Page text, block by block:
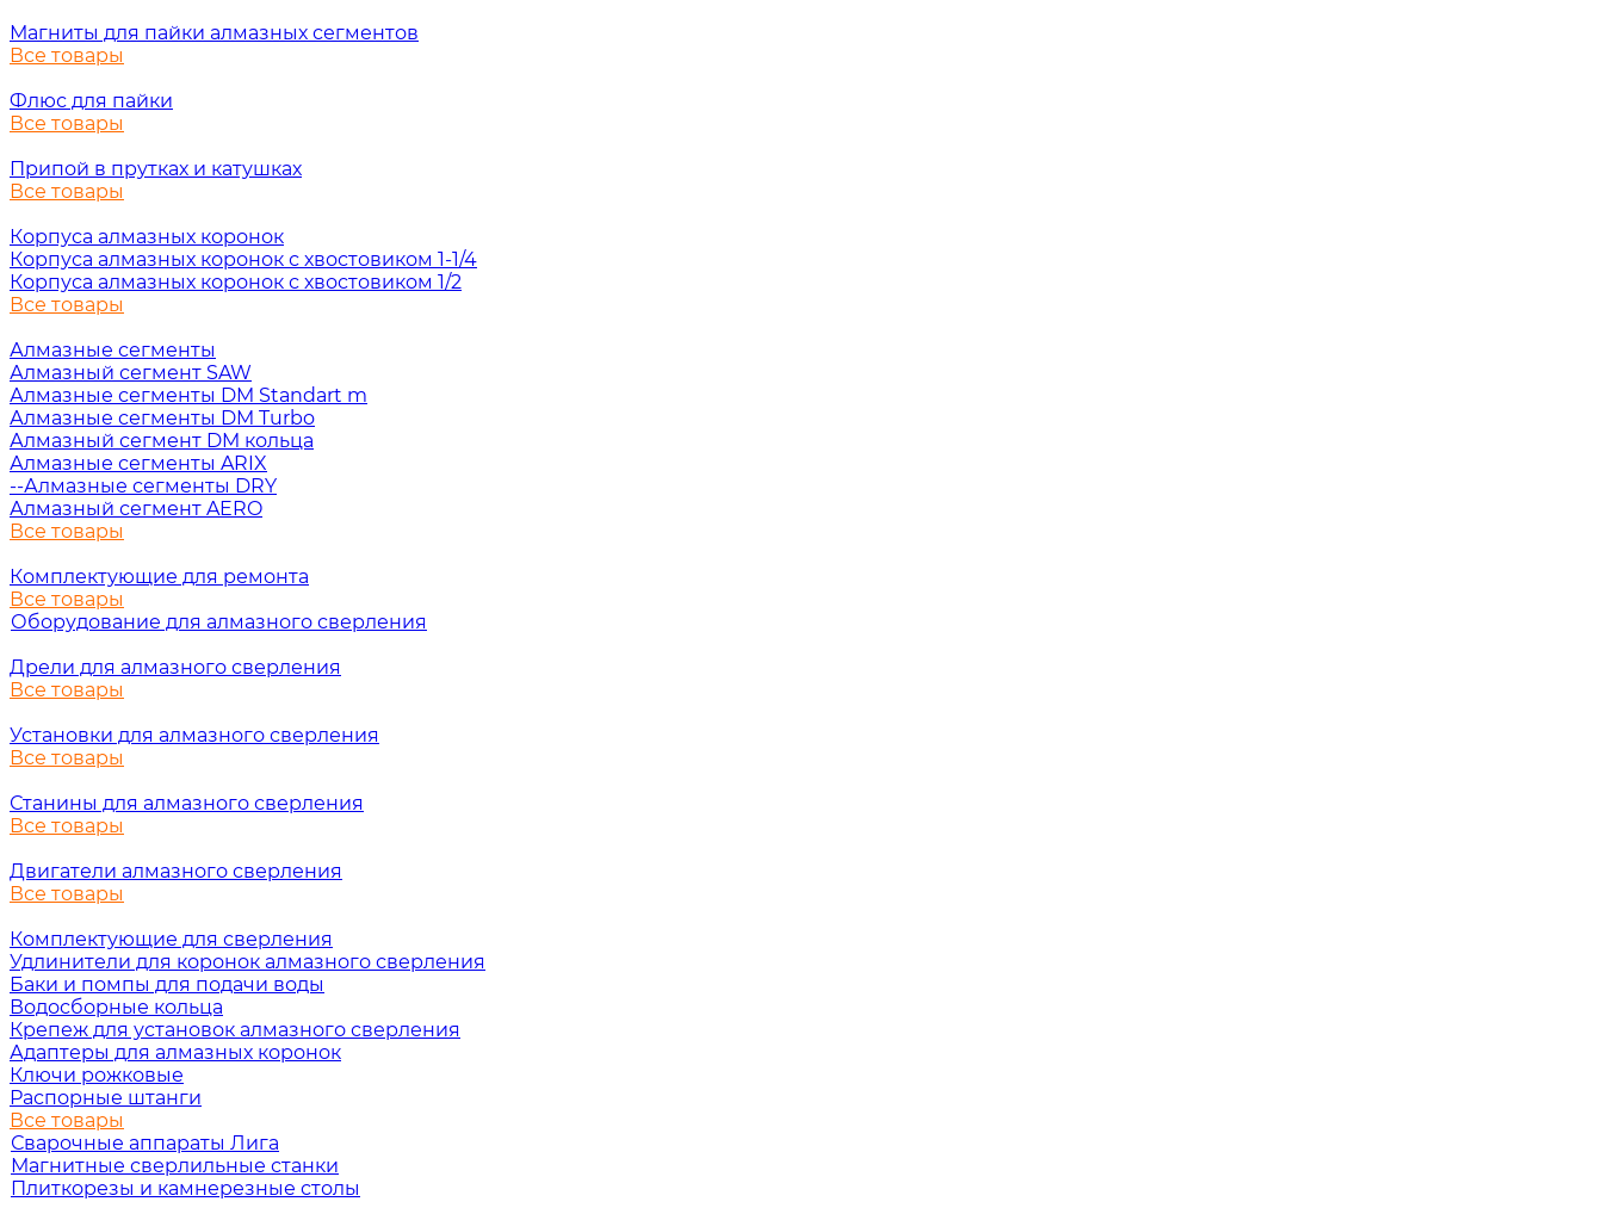
Магниты для пайки алмазных сегментов
Все товары
Флюс для пайки
Все товары
Припой в прутках и катушках
Все товары
Корпуса алмазных коронок
Корпуса алмазных коронок с хвостовиком 1-1/4
Корпуса алмазных коронок с хвостовиком 1/2
Все товары
Алмазные сегменты
Алмазный сегмент SAW
Алмазные сегменты DM Standart m
Алмазные сегменты DM Turbo
Алмазный сегмент DM кольца
Алмазные сегменты ARIX
--Алмазные сегменты DRY
Алмазный сегмент AERO
Все товары
Комплектующие для ремонта
Все товары
Оборудование для алмазного сверления
Дрели для алмазного сверления
Все товары
Установки для алмазного сверления
Все товары
Станины для алмазного сверления
Все товары
Двигатели алмазного сверления
Все товары
Комплектующие для сверления
Удлинители для коронок алмазного сверления
Баки и помпы для подачи воды
Водосборные кольца
Крепеж для установок алмазного сверления
Адаптеры для алмазных коронок
Ключи рожковые
Распорные штанги
Все товары
Сварочные аппараты Лига
Магнитные сверлильные станки
Плиткорезы и камнерезные столы